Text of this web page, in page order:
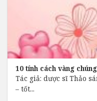
10 tính cách vàng
Tác giả: dược sĩ Thảo
– tốt...